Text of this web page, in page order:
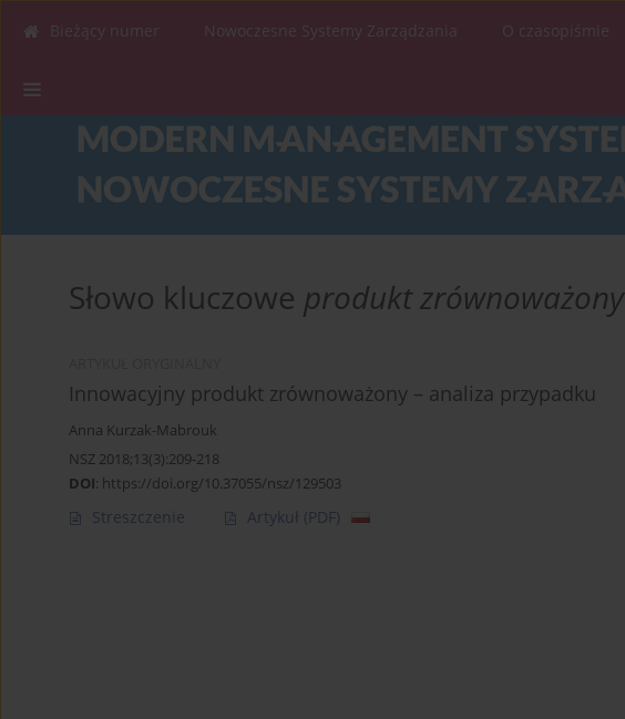
Bieżący numer Nowoczesne Systemy Zarządzania O czasopiśmie
Słowo kluczowe produkt zrównoważony
Innowacyjny produkt zrównoważony – analiza przypadku
Anna Kurzak-Mabrouk
NSZ 2018;13(3):209-218
DOI: https://doi.org/10.37055/nsz/129503
Streszczenie Artykuł (PDF)